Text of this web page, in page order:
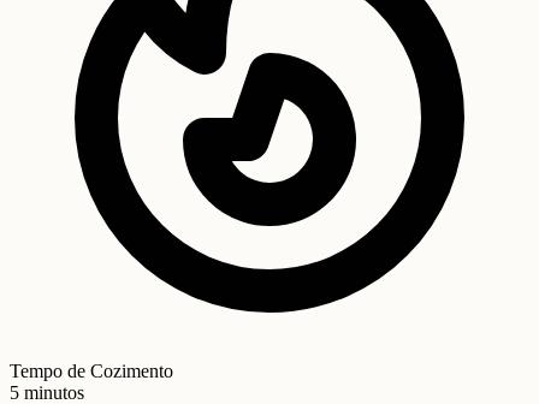
Tempo de Cozimento
5 minutos